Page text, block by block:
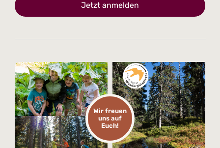
Jetzt anmelden
Wir freuen
uns auf
Euch!